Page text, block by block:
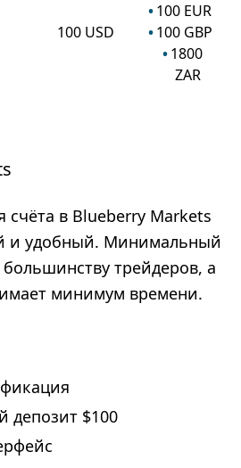
100 USD
100 EUR
100 GBP
1800
ZAR
счёта в Blueberry Markets
и удобный. Минимальный
трейдеров, а
минимум времени.
$100